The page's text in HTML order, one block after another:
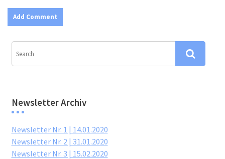
Newsletter Archiv
Newsletter Nr. 1 | 14.01.2020
Newsletter Nr. 2 | 31.01.2020
Newsletter Nr. 3 | 15.02.2020